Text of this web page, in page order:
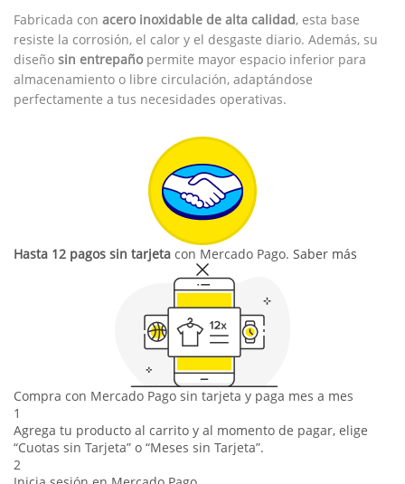
Fabricada con acero inoxidable de alta calidad, esta base
resiste la corrosión, el calor y el desgaste diario. Además, su
diseño sin entrepañopermite mayor espacio inferior para
almacenamiento o libre circulación, adaptándose
perfectamente a tus necesidades operativas.
Hasta 12 pagos sin tarjeta con Mercado Pago. Saber más
Compra con Mercado Pago sin tarjeta y paga mes a mes
1
Agrega tu producto al carrito y al momento de pagar, elige
“Cuotas sin Tarjeta” o “Meses sin Tarjeta”.
2